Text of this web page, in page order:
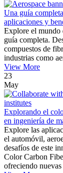
Una guía
aplicaciones y
Explore el mundo
guía completa.
compuestos de
industrias como
View More
23
May
Explorando el
en ingeniería de
Explore las
el automóvil,
desafíos de este
Color Carbon
ofreciendo